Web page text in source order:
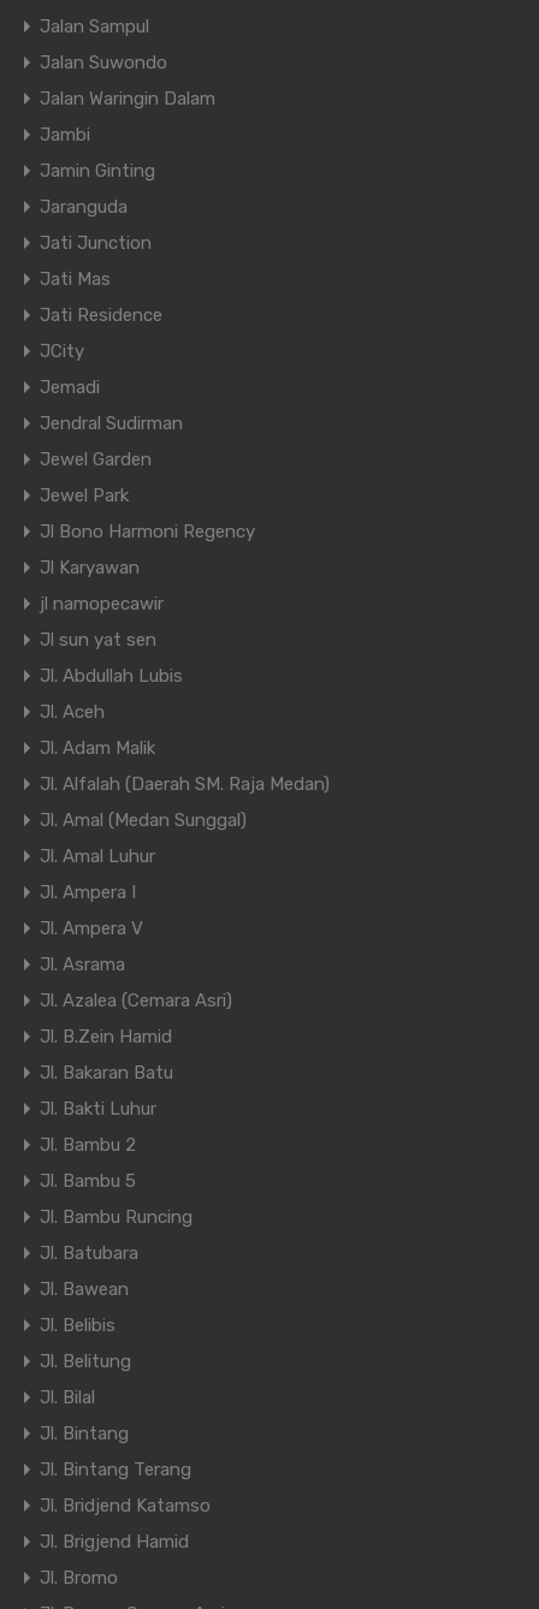
Jalan Sampul
Jalan Suwondo
Jalan Waringin Dalam
Jambi
Jamin Ginting
Jaranguda
Jati Junction
Jati Mas
Jati Residence
JCity
Jemadi
Jendral Sudirman
Jewel Garden
Jewel Park
Jl Bono Harmoni Regency
Jl Karyawan
jl namopecawir
Jl sun yat sen
Jl. Abdullah Lubis
Jl. Aceh
Jl. Adam Malik
Jl. Alfalah (Daerah SM. Raja Medan)
Jl. Amal (Medan Sunggal)
Jl. Amal Luhur
Jl. Ampera I
Jl. Ampera V
Jl. Asrama
Jl. Azalea (Cemara Asri)
Jl. B.Zein Hamid
Jl. Bakaran Batu
Jl. Bakti Luhur
Jl. Bambu 2
Jl. Bambu 5
Jl. Bambu Runcing
Jl. Batubara
Jl. Bawean
Jl. Belibis
Jl. Belitung
Jl. Bilal
Jl. Bintang
Jl. Bintang Terang
Jl. Bridjend Katamso
Jl. Brigjend Hamid
Jl. Bromo